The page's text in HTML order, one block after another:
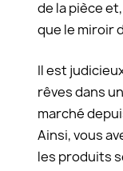
de la pièce
que le miroir
Il est
rêves dans
marché
Ainsi, vous
les produits